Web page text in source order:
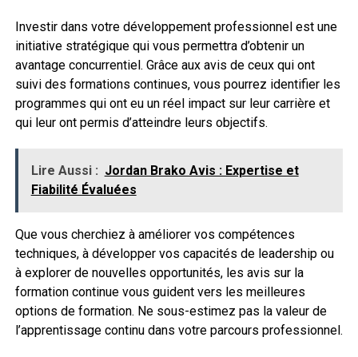
Investir dans votre développement professionnel est une
initiative stratégique qui vous permettra d’obtenir un
avantage concurrentiel. Grâce aux avis de ceux qui ont
suivi des formations continues, vous pourrez identifier les
programmes qui ont eu un réel impact sur leur carrière et
qui leur ont permis d’atteindre leurs objectifs.
Lire Aussi : Jordan Brako Avis : Expertise et
Fiabilité Évaluées
Que vous cherchiez à améliorer vos compétences
techniques, à développer vos capacités de leadership ou
à explorer de nouvelles opportunités, les avis sur la
formation continue vous guident vers les meilleures
options de formation. Ne sous-estimez pas la valeur de
l’apprentissage continu dans votre parcours professionnel.